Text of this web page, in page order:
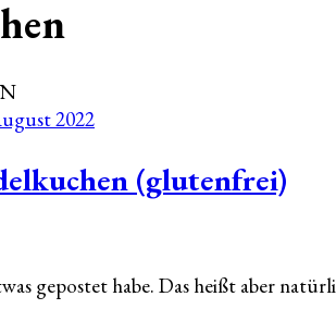
2022
(glutenfrei)
gepostet habe. Das heißt aber